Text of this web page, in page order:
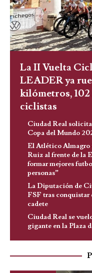
La II Vuelta
LEADER ya
kilómetros,
ciclistas
Ciudad Real
Copa del Mundo
El Atlético Almagro
Ruiz al frente de la
formar mejores
personas”
La Diputación de
FSF tras conquistar
cadete
Ciudad Real se
gigante en la Plaza